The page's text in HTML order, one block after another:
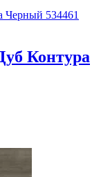
Контура